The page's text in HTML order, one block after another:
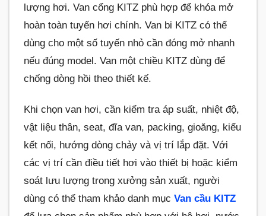
lượng hơi. Van cổng KITZ phù hợp để khóa mở
hoàn toàn tuyến hơi chính. Van bi KITZ có thể
dùng cho một số tuyến nhỏ cần đóng mở nhanh
nếu đúng model. Van một chiều KITZ dùng để
chống dòng hồi theo thiết kế.
Khi chọn van hơi, cần kiểm tra áp suất, nhiệt độ,
vật liệu thân, seat, đĩa van, packing, gioăng, kiểu
kết nối, hướng dòng chảy và vị trí lắp đặt. Với
các vị trí cần điều tiết hơi vào thiết bị hoặc kiểm
soát lưu lượng trong xưởng sản xuất, người
dùng có thể tham khảo danh mục Van cầu KITZ